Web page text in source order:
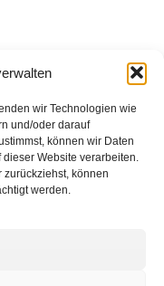
wir Technologien wie
und/oder darauf
können wir Daten
Website verarbeiten.
zurückziehst, können
werden.
| Artist